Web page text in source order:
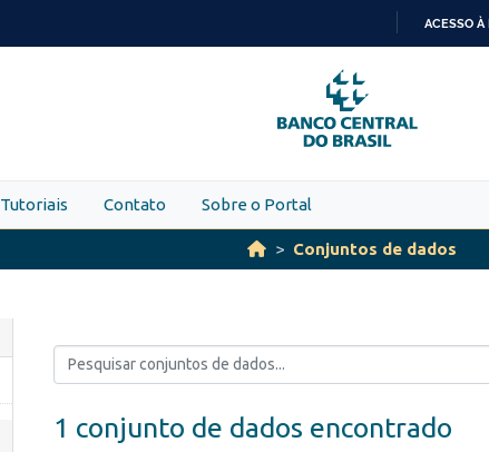
PARA
O
CONTEÚDO
ACESSO À
Tutoriais Contato Sobre o Portal
Conjuntos de dados
1 conjunto de dados encontrado